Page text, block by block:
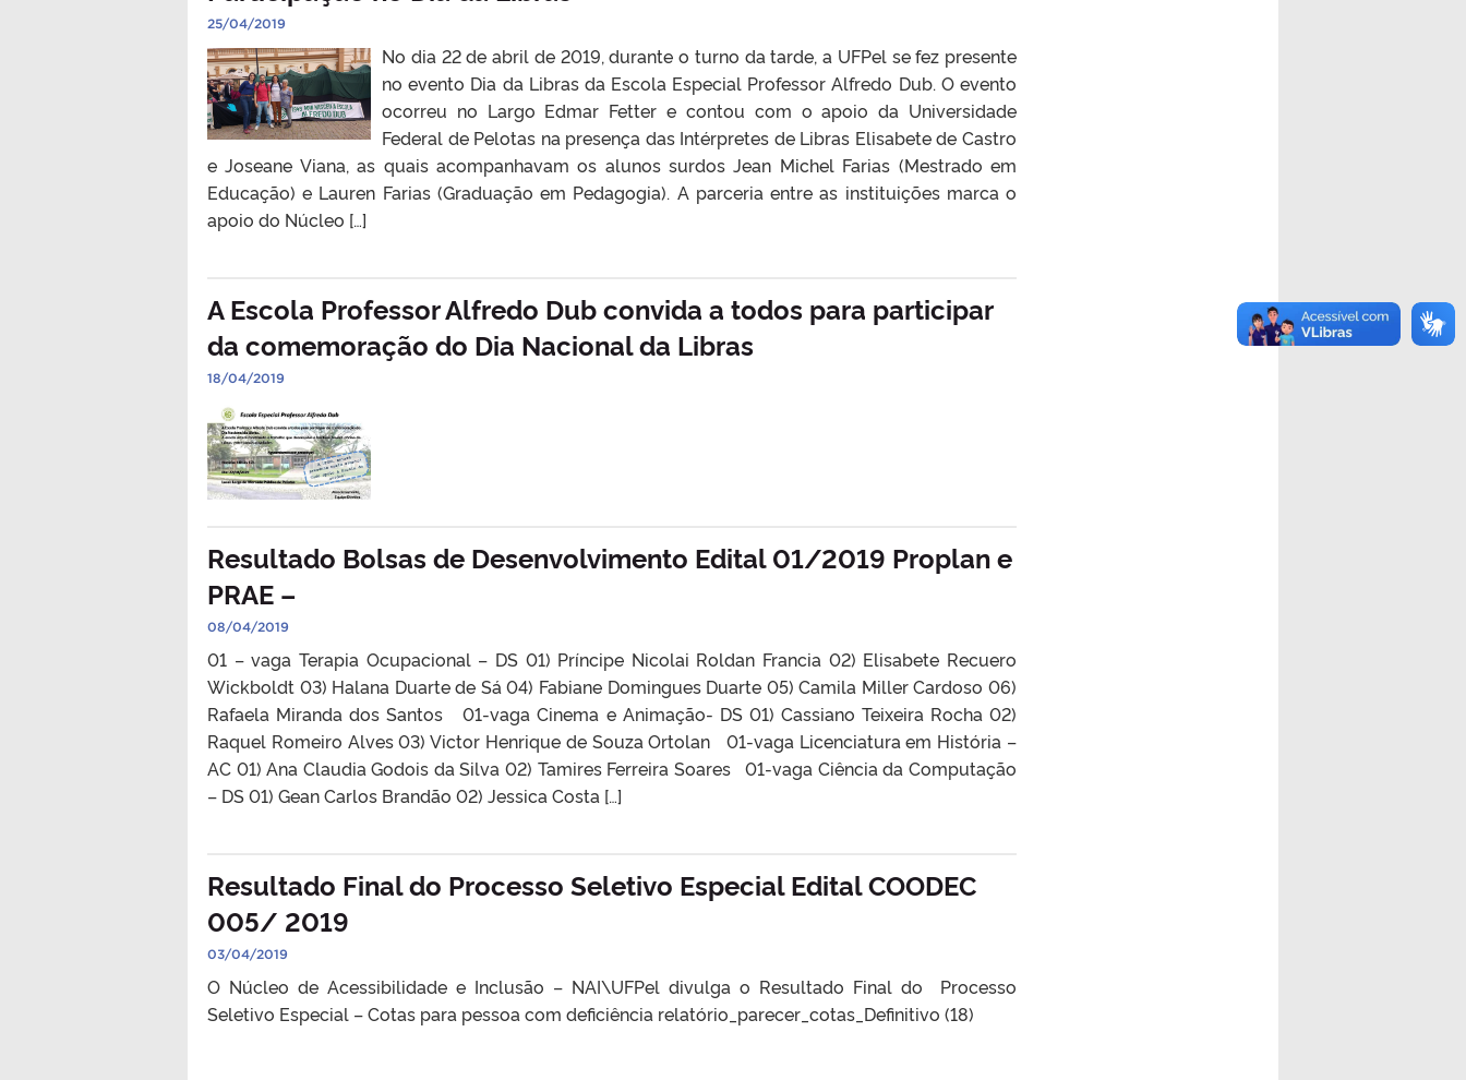
25/04/2019
No dia 22 de abril de 2019, durante o turno da tarde, a UFPel se fez presente
no evento Dia da Libras da Escola Especial Professor Alfredo Dub. O evento
ocorreu no Largo Edmar Fetter e contou com o apoio da Universidade
Federal de Pelotas na presença das Intérpretes de Libras Elisabete de Castro
e Joseane Viana, as quais acompanhavam os alunos surdos Jean Michel Farias (Mestrado em
Educação) e Lauren Farias (Graduação em Pedagogia). A parceria entre as instituições marca o
apoio do Núcleo […]
A Escola Professor Alfredo Dub convida a todos para participar
da comemoração do Dia Nacional da Libras
18/04/2019
Resultado Bolsas de Desenvolvimento Edital 01/2019 Proplan e
PRAE –
08/04/2019
01 – vaga Terapia Ocupacional – DS 01) Príncipe Nicolai Roldan Francia 02) Elisabete Recuero
Wickboldt 03) Halana Duarte de Sá 04) Fabiane Domingues Duarte 05) Camila Miller Cardoso 06)
Rafaela Miranda dos Santos 01-vaga Cinema e Animação- DS 01) Cassiano Teixeira Rocha 02)
Raquel Romeiro Alves 03) Victor Henrique de Souza Ortolan 01-vaga Licenciatura em História –
AC 01) Ana Claudia Godois da Silva 02) Tamires Ferreira Soares 01-vaga Ciência da Computação
– DS 01) Gean Carlos Brandão 02) Jessica Costa […]
Resultado Final do Processo Seletivo Especial Edital COODEC
005/ 2019
03/04/2019
O Núcleo de Acessibilidade e Inclusão – NAI\UFPel divulga o Resultado Final do Processo
Seletivo Especial – Cotas para pessoa com deficiência relatório_parecer_cotas_Definitivo (18)